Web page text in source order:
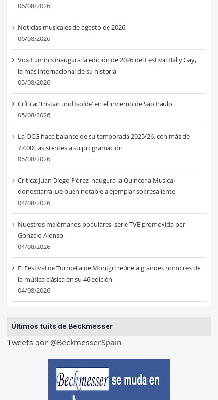
06/08/2026
Noticias musicales de agosto de 2026
06/08/2026
Vox Luminis inaugura la edición de 2026 del Festival Bal y Gay,
la más internacional de su historia
05/08/2026
Crítica: ‘Tristan und Isolde’ en el invierno de Sao Paulo
05/08/2026
La OCG hace balance de su temporada 2025/26, con más de
77.000 asistentes a su programación
05/08/2026
Crítica: Juan Diego Flórez inaugura la Quincena Musical
donostiarra. De buen notable a ejemplar sobresaliente
04/08/2026
Nuestros melómanos populares, serie TVE promovida por
Gonzalo Alonso
04/08/2026
El Festival de Torroella de Montgrí reúne a grandes nombres de
la música clásica en su 46 edición
04/08/2026
Últimos tuits de Beckmesser
Tweets por @BeckmesserSpain